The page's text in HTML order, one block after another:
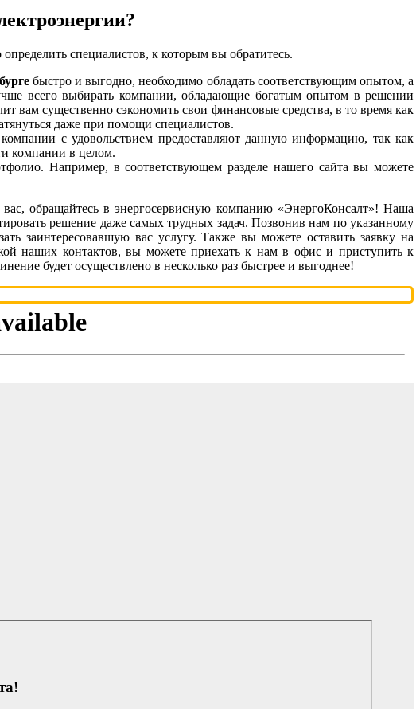
специалистов, к которым вы обратитесь.
быстро и выгодно, необходимо обладать соответствующим опытом, а
всего выбирать компании, обладающие богатым опытом в решении
вам существенно сэкономить свои финансовые средства, в то время как
даже при помощи специалистов.
с удовольствием предоставляют данную информацию, так как
компании в целом.
Например, в соответствующем разделе нашего сайта вы можете
обращайтесь в энергосервисную компанию «ЭнергоКонсалт»! Наша
решение даже самых трудных задач. Позвонив нам по указанному
заинтересовавшую вас услугу. Также вы можете оставить заявку на
наших контактов, вы можете приехать к нам в офис и приступить к
будет осуществлено в несколько раз быстрее и выгоднее!